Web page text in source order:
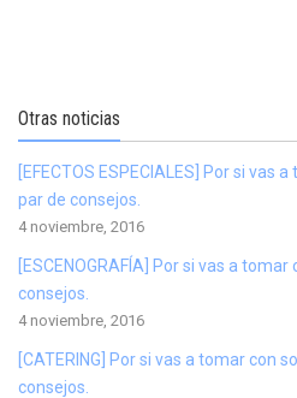
Otras noticias
[EFECTOS ESPECIALES] Por si vas
par de consejos.
4 noviembre, 2016
[ESCENOGRAFÍA] Por si vas a
consejos.
4 noviembre, 2016
[CATERING] Por si vas a tomar con
consejos.